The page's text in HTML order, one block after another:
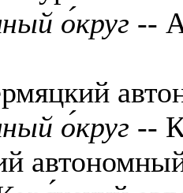
о́круг --
о́круг --